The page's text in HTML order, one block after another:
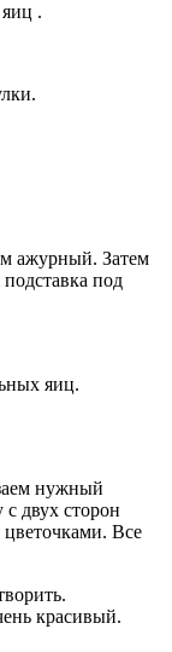
.
ажурный. Затем
под
яиц.
нужный
двух сторон
Все
красивый.